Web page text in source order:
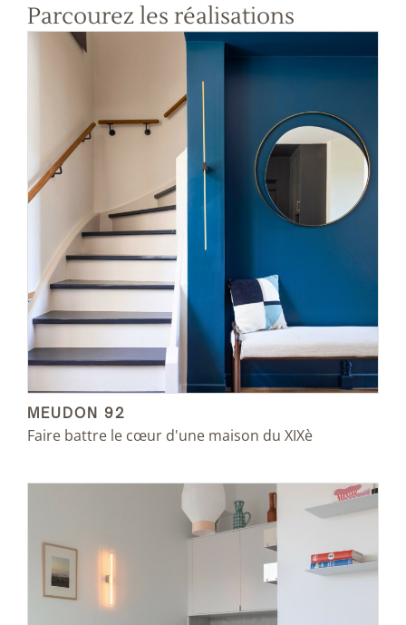
Parcourez les réalisations
MEUDON 92
Faire battre le cœur d'une maison du XIXè